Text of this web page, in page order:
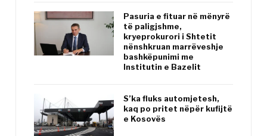
Pasuria e fituar në mënyrë
të paligjshme,
kryeprokurori i Shtetit
nënshkruan marrëveshje
bashkëpunimi me
Institutin e Bazelit
S’ka fluks automjetesh,
kaq po pritet nëpër kufijtë
e Kosovës